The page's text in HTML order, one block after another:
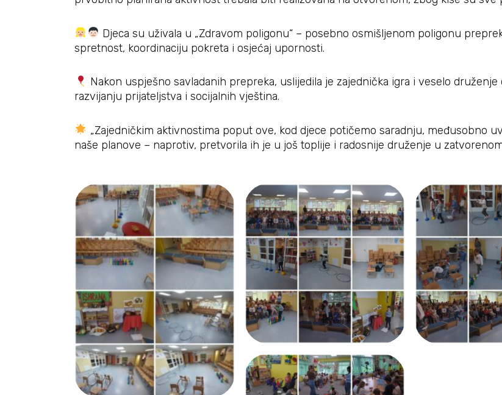
Djeca su uživala u „Zdravom poligonu“ – posebno osmišljenom poligonu
spretnost, koordinaciju pokreta i osjećaj upornosti.
Nakon uspješno savladanih prepreka, uslijedila je zajednička igra i veselo
razvijanju prijateljstva i socijalnih vještina.
„Zajedničkim aktivnostima poput ove, kod djece potičemo saradnju, međusobno
naše planove – naprotiv, pretvorila ih je u još toplije i radosnije druženje u